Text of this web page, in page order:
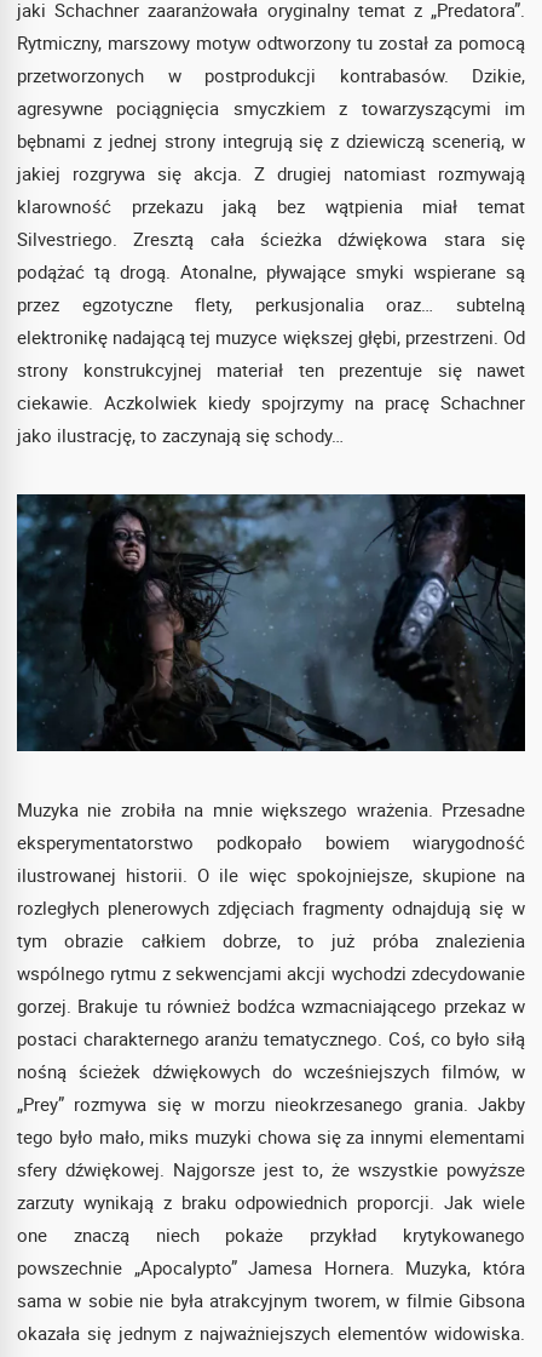
jaki Schachner zaaranżowała oryginalny temat z „Predatora”.
Rytmiczny, marszowy motyw odtworzony tu został za pomocą
przetworzonych w postprodukcji kontrabasów. Dzikie,
agresywne pociągnięcia smyczkiem z towarzyszącymi im
bębnami z jednej strony integrują się z dziewiczą scenerią, w
jakiej rozgrywa się akcja. Z drugiej natomiast rozmywają
klarowność przekazu jaką bez wątpienia miał temat
Silvestriego. Zresztą cała ścieżka dźwiękowa stara się
podążać tą drogą. Atonalne, pływające smyki wspierane są
przez egzotyczne flety, perkusjonalia oraz… subtelną
elektronikę nadającą tej muzyce większej głębi, przestrzeni. Od
strony konstrukcyjnej materiał ten prezentuje się nawet
ciekawie. Aczkolwiek kiedy spojrzymy na pracę Schachner
jako ilustrację, to zaczynają się schody…
Muzyka nie zrobiła na mnie większego wrażenia. Przesadne
eksperymentatorstwo podkopało bowiem wiarygodność
ilustrowanej historii. O ile więc spokojniejsze, skupione na
rozległych plenerowych zdjęciach fragmenty odnajdują się w
tym obrazie całkiem dobrze, to już próba znalezienia
wspólnego rytmu z sekwencjami akcji wychodzi zdecydowanie
gorzej. Brakuje tu również bodźca wzmacniającego przekaz w
postaci charakternego aranżu tematycznego. Coś, co było siłą
nośną ścieżek dźwiękowych do wcześniejszych filmów, w
„Prey” rozmywa się w morzu nieokrzesanego grania. Jakby
tego było mało, miks muzyki chowa się za innymi elementami
sfery dźwiękowej. Najgorsze jest to, że wszystkie powyższe
zarzuty wynikają z braku odpowiednich proporcji. Jak wiele
one znaczą niech pokaże przykład krytykowanego
powszechnie „Apocalypto” Jamesa Hornera. Muzyka, która
sama w sobie nie była atrakcyjnym tworem, w filmie Gibsona
okazała się jednym z najważniejszych elementów widowiska.